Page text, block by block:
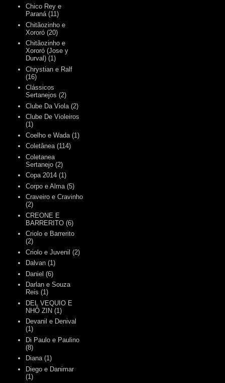
Chico Rey e
Paraná (11)
Chitãozinho e
Xororó (20)
Chitãozinho e
Xororó (Jose y
Durval) (1)
Chrystian e Ralf
(16)
Clássicos
Sertanejos (2)
Clube Da Viola (2)
Clube De Violeiros
(1)
Coelho e Wada (1)
Coletânea (114)
Coletanea
Sertanejo (2)
Copa 2014 (1)
Corpo e Alma (5)
Craveiro e Cravinho
(2)
CREONE E
BARRERITO (6)
Criolo e Barrerito
(2)
Criolo e Juvenil (2)
Dalvan (1)
Daniel (6)
Darlan e Souza
Reis (1)
DEL VEQUIO E
NHÔ ZIN (1)
Devanil e Denival
(1)
Di Paulo e Paulino
(8)
Diana (1)
Diego e Danimar
(1)